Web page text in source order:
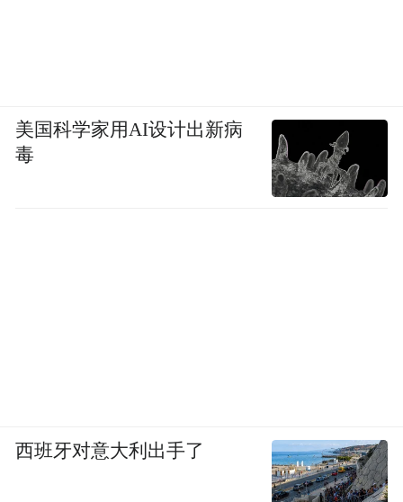
美国科学家用AI设计出新病
毒
西班牙对意大利出手了